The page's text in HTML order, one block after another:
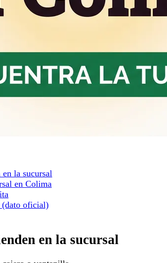
en la sucursal
en Colima
(dato oficial)
en la sucursal